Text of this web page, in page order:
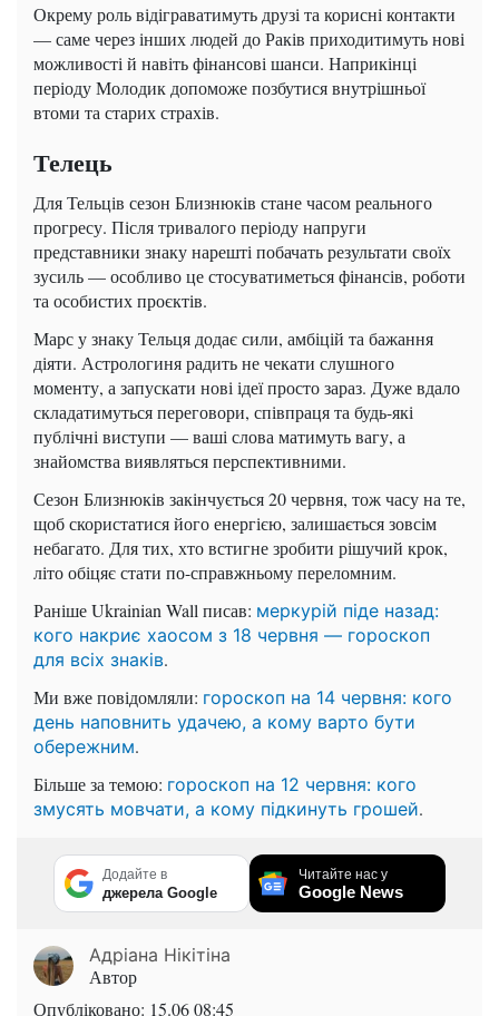
Окрему роль відіграватимуть друзі та корисні контакти
— саме через інших людей до Раків приходитимуть нові
можливості й навіть фінансові шанси. Наприкінці
періоду Молодик допоможе позбутися внутрішньої
втоми та старих страхів.
Телець
Для Тельців сезон Близнюків стане часом реального
прогресу. Після тривалого періоду напруги
представники знаку нарешті побачать результати своїх
зусиль — особливо це стосуватиметься фінансів, роботи
та особистих проєктів.
Марс у знаку Тельця додає сили, амбіцій та бажання
діяти. Астрологиня радить не чекати слушного
моменту, а запускати нові ідеї просто зараз. Дуже вдало
складатимуться переговори, співпраця та будь-які
публічні виступи — ваші слова матимуть вагу, а
знайомства виявляться перспективними.
Сезон Близнюків закінчується 20 червня, тож часу на те,
щоб скористатися його енергією, залишається зовсім
небагато. Для тих, хто встигне зробити рішучий крок,
літо обіцяє стати по-справжньому переломним.
Раніше Ukrainian Wall писав: меркурій піде назад:
кого накриє хаосом з 18 червня — гороскоп
для всіх знаків.
Ми вже повідомляли: гороскоп на 14 червня: кого
день наповнить удачею, а кому варто бути
обережним.
Більше за темою: гороскоп на 12 червня: кого
змусять мовчати, а кому підкинуть грошей.
Додайте в
джерела Google
Читайте нас у
Google News
Адріана Нікітіна
Автор
Опубліковано: 15.06 08:45